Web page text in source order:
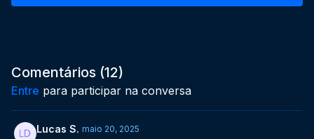
Comentários (12)
Entre para participar na conversa
Lucas S. maio 20, 2025